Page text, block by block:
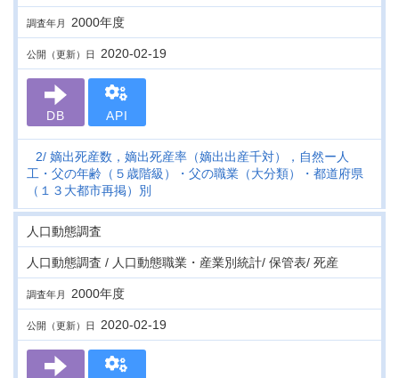
調査年月 2000年度
公開（更新）日 2020-02-19
DB API
2 嫡出死産数，嫡出死産率（嫡出出産千対），自然ー人
工・父の年齢（５歳階級）・父の職業（大分類）・都道府県
（１３大都市再掲）別
人口動態調査
人口動態調査 / 人口動態職業・産業別統計/ 保管表/ 死産
調査年月 2000年度
公開（更新）日 2020-02-19